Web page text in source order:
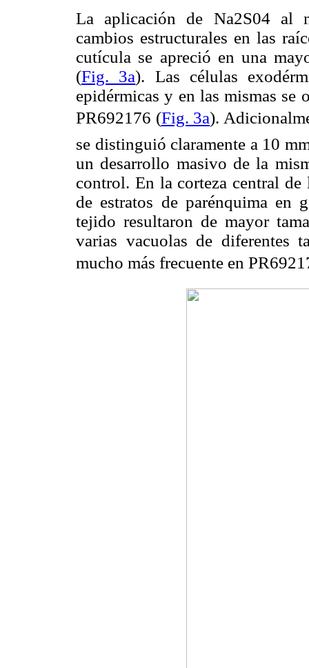
La aplicación de Na2S04 al
cambios estructurales en las
cutícula se apreció en una
(Fig. 3a). Las células
epidérmicas y en las mismas se
PR692176 (Fig. 3a).
se distinguió claramente a 10
un desarrollo masivo de la
control. En la corteza central de
de estratos de parénquima en
tejido resultaron de mayor
varias vacuolas de diferentes
mucho más frecuente en